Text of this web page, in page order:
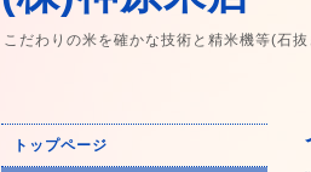
こだわりの米を確かな技術と精米機等(石
トップページ